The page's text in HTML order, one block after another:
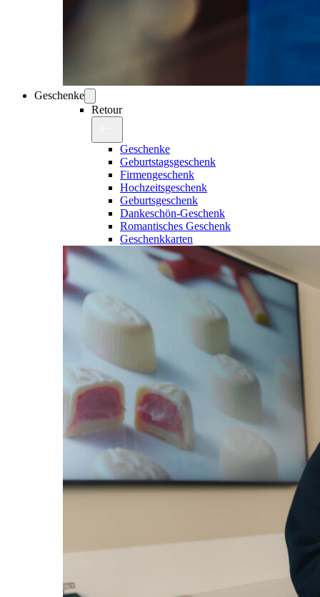
Geschenke
Retour
Geschenke
Geburtstagsgeschenk
Firmengeschenk
Hochzeitsgeschenk
Geburtsgeschenk
Dankeschön-Geschenk
Romantisches Geschenk
Geschenkkarten